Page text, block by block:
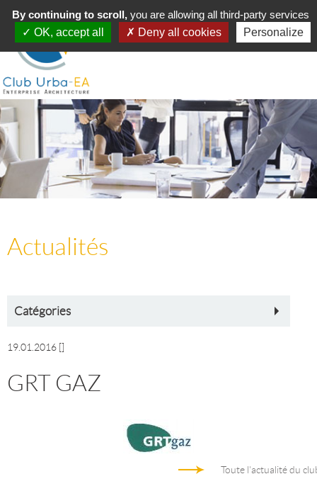
Toggle
navigation
MENU
Actualités
Catégories
19.01.2016
GRT GAZ
Toute l'actualité du
By continuing to scroll,you are allowing all third-party services
OK, accept all
Deny all cookies Personalize